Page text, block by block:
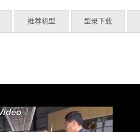
推荐机型 型录下载